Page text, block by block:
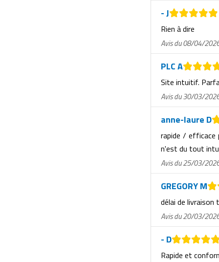
- J
Rien à dire
Avis du 08/04/
PLC A
Site intuitif.
Avis du 30/03/
anne-laure D
rapide / efficace
n'est du tout
Avis du 25/03/
GREGORY M
délai de livraison
Avis du 20/03/
- D
Rapide et